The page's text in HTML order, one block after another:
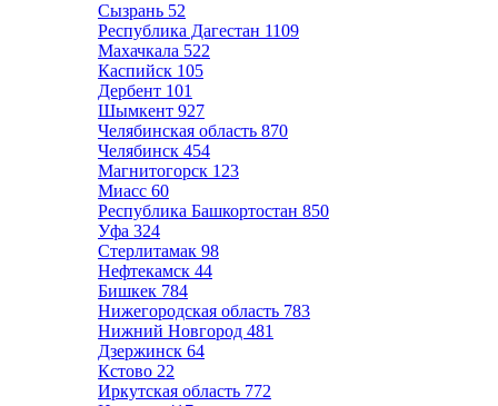
Сызрань 52
Республика Дагестан 1109
Махачкала 522
Каспийск 105
Дербент 101
Шымкент 927
Челябинская область 870
Челябинск 454
Магнитогорск 123
Миасс 60
Республика Башкортостан 850
Уфа 324
Стерлитамак 98
Нефтекамск 44
Бишкек 784
Нижегородская область 783
Нижний Новгород 481
Дзержинск 64
Кстово 22
Иркутская область 772